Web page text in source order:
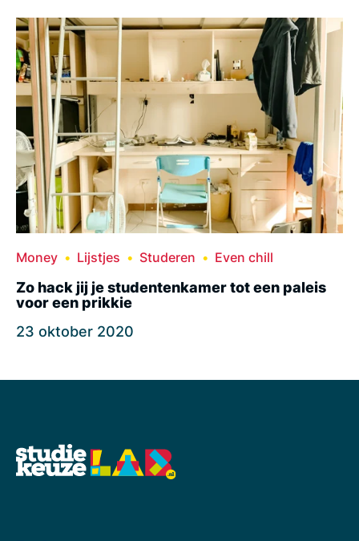
Money Lijstjes Studeren Even chill
Zo hack jij je studentenkamer tot een paleis
voor een prikkie
23 oktober 2020